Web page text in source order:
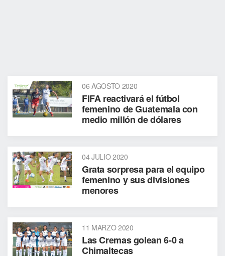
06 AGOSTO 2020
FIFA reactivará el fútbol
femenino de Guatemala con
medio millón de dólares
04 JULIO 2020
Grata sorpresa para el equipo
femenino y sus divisiones
menores
11 MARZO 2020
Las Cremas golean 6-0 a
Chimaltecas